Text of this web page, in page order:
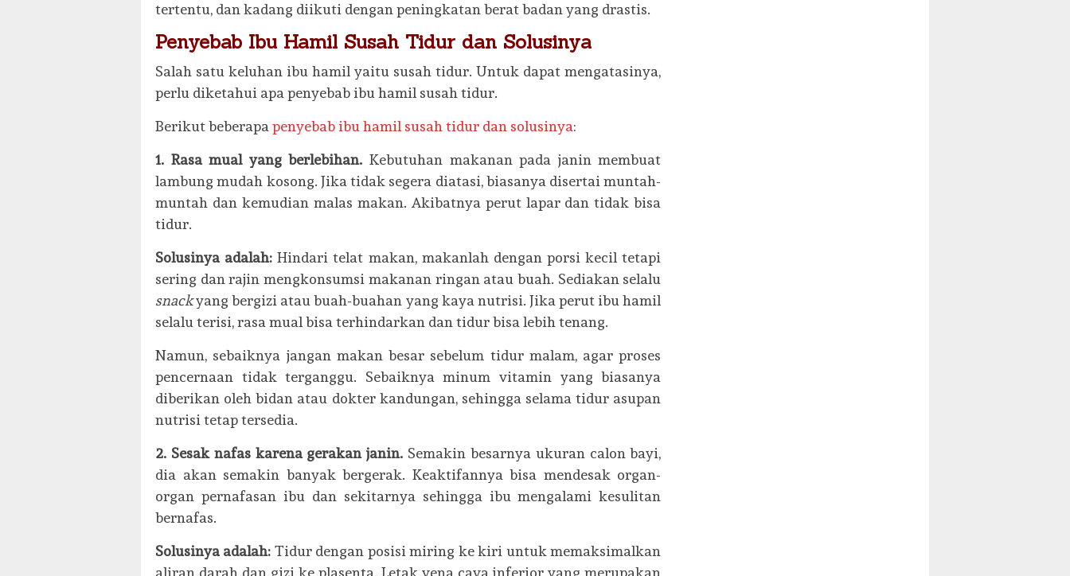
tertentu, dan kadang diikuti dengan peningkatan berat badan yang drastis.
Penyebab Ibu Hamil Susah Tidur dan Solusinya
Salah satu keluhan ibu hamil yaitu susah tidur. Untuk dapat mengatasinya,
perlu diketahui apa penyebab ibu hamil susah tidur.
Berikut beberapapenyebab ibu hamil susah tidur dan solusinya:
1. Rasa mual yang berlebihan. Kebutuhan makanan pada janin membuat
lambung mudah kosong. Jika tidak segera diatasi, biasanya disertai muntah-
muntah dan kemudian malas makan. Akibatnya perut lapar dan tidak bisa
tidur.
Solusinya adalah:Hindari telat makan, makanlah dengan porsi kecil tetapi
sering dan rajin mengkonsumsi makanan ringan atau buah. Sediakan selalu
snackyang bergizi atau buah-buahan yang kaya nutrisi. Jika perut ibu hamil
selalu terisi, rasa mual bisa terhindarkan dan tidur bisa lebih tenang.
Namun, sebaiknya jangan makan besar sebelum tidur malam, agar proses
pencernaan tidak terganggu. Sebaiknya minum vitamin yang biasanya
diberikan oleh bidan atau dokter kandungan, sehingga selama tidur asupan
nutrisi tetap tersedia.
2. Sesak nafas karena gerakan janin. Semakin besarnya ukuran calon bayi,
dia akan semakin banyak bergerak. Keaktifannya bisa mendesak organ-
organ pernafasan ibu dan sekitarnya sehingga ibu mengalami kesulitan
bernafas.
Solusinya adalah: Tidur dengan posisi miring ke kiri untuk memaksimalkan